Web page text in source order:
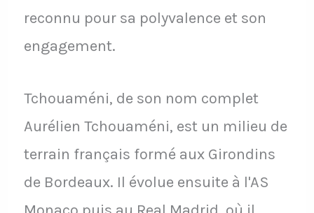
reconnu pour sa polyvalence et son
engagement.
Tchouaméni, de son nom complet
Aurélien Tchouaméni, est un milieu de
terrain français formé aux Girondins
de Bordeaux. Il évolue ensuite à l'AS